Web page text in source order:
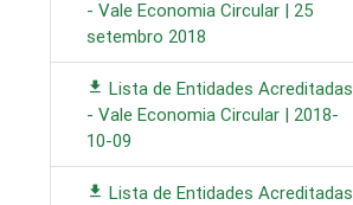
- Vale Economia Circular | 25
setembro 2018
Lista de Entidades Acreditadas
- Vale Economia Circular | 2018-
10-09
Lista de Entidades Acreditadas